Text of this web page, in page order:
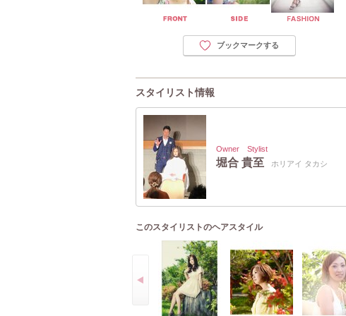
ブックマークする
スタイリスト情報
Owner Stylist
堀合 貴至 ホリアイ タカシ
このスタイリストのヘアスタイル